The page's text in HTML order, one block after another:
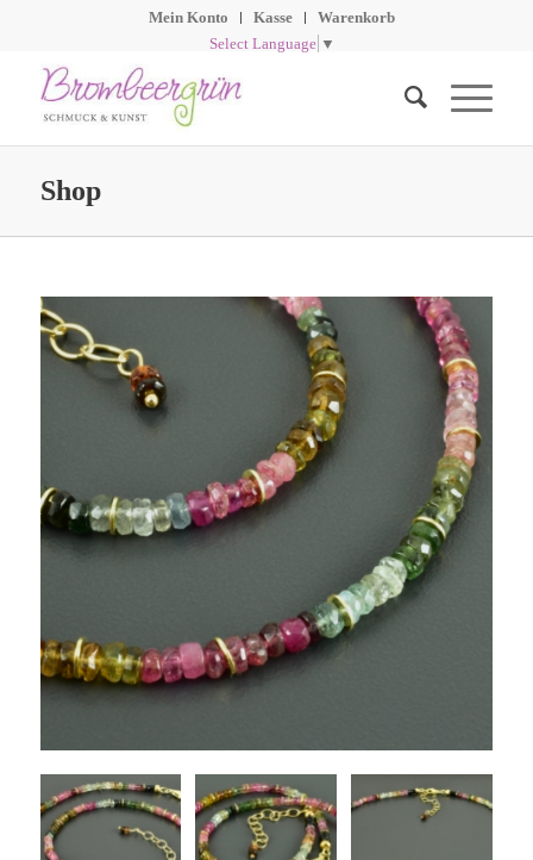
Mein Konto Kasse
Warenkorb
Select Language ▼
Shop